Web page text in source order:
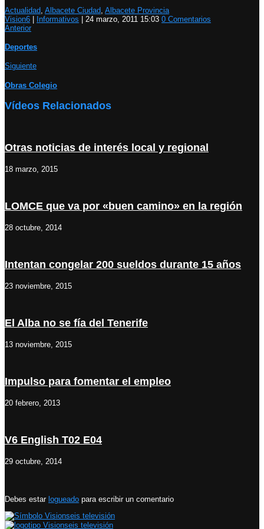
Actualidad Albacete Ciudad Albacete Provincia
Vision6
Informativos 24 marzo, 2011 15:03 0 Comentarios
Anterior
Deportes
Siguiente
Obras Colegio
Vídeos Relacionados
Otras noticias de interés local y regional
18 marzo, 2015
LOMCE que va por «buen camino» en la región
28 octubre, 2014
Intentan congelar 200 sueldos durante 15 años
23 noviembre, 2015
El Alba no se fía del Tenerife
13 noviembre, 2015
Impulso para fomentar el empleo
20 febrero, 2013
V6 English T02 E04
29 octubre, 2014
Debes estar logueado para escribir un comentario